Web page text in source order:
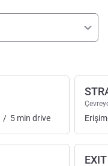
/ 5 min drive